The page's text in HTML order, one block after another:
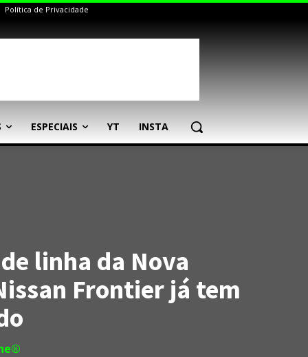
Política de Privacidade
ESPECIAIS YT INSTA
linha da Nova
Frontier já tem